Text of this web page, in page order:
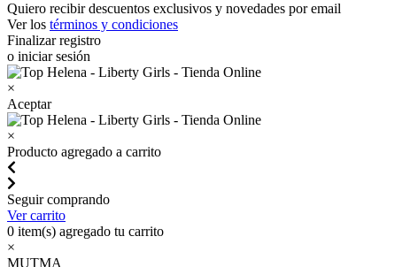
Quiero recibir descuentos exclusivos y novedades por email
Ver los términos y condiciones
Finalizar registro
o iniciar sesión
×
Aceptar
×
Producto agregado a carrito
Seguir comprando
Ver carrito
0 item(s) agregado tu carrito
×
MUTMA